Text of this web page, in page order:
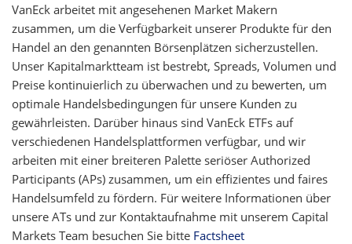
VanEck arbeitet mit angesehenen Market Makern
zusammen, um die Verfügbarkeit unserer Produkte für den
Handel an den genannten Börsenplätzen sicherzustellen.
Unser Kapitalmarktteam ist bestrebt, Spreads, Volumen und
Preise kontinuierlich zu überwachen und zu bewerten, um
optimale Handelsbedingungen für unsere Kunden zu
gewährleisten. Darüber hinaus sind VanEck ETFs auf
verschiedenen Handelsplattformen verfügbar, und wir
arbeiten mit einer breiteren Palette seriöser Authorized
Participants (APs) zusammen, um ein effizientes und faires
Handelsumfeld zu fördern. Für weitere Informationen über
unsere ATs und zur Kontaktaufnahme mit unserem Capital
Markets Team besuchen Sie bitte Factsheet